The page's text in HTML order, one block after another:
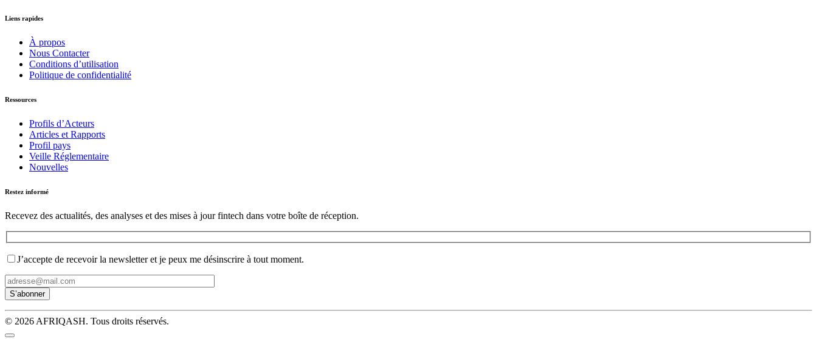
Liens rapides
À propos
Nous Contacter
Conditions d’utilisation
Politique de confidentialité
Ressources
Profils d’Acteurs
Articles et Rapports
Profil pays
Veille Réglementaire
Nouvelles
Restez informé
Recevez des actualités, des analyses et des mises à jour fintech dans votre boîte de réception.
J’accepte de recevoir la newsletter et je peux me désinscrire à tout moment.
© 2026 AFRIQASH. Tous droits réservés.